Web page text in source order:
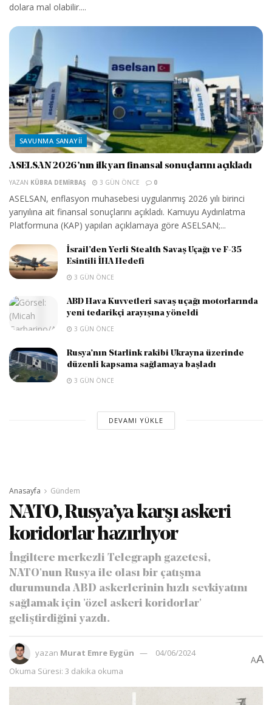
dolara mal olabilir....
SAVUNMA SANAYII
ASELSAN 2026’nın ilk yarı finansal sonuçlarını açıkladı
YAZAN KÜBRA DEMIRBAŞ 3 GÜN ÖNCE 0
ASELSAN, enflasyon muhasebesi uygulanmış 2026 yılı birinci
yarıyılına ait finansal sonuçlarını açıkladı. Kamuyu Aydınlatma
Platformuna (KAP) yapılan açıklamaya göre ASELSAN;...
İsrail’den Yerli Stealth Savaş Uçağı ve F-35
Esintili İHA Hedefi
3 GÜN ÖNCE
ABD Hava Kuvvetleri savaş uçağı motorlarında
yeni tedarikçi arayışına yöneldi
3 GÜN ÖNCE
Rusya’nın Starlink rakibi Ukrayna üzerinde
düzenli kapsama sağlamaya başladı
3 GÜN ÖNCE
DEVAMI YÜKLE
Anasayfa Gündem
NATO, Rusya’ya karşı askeri
koridorlar hazırlıyor
İngiltere merkezli Telegraph gazetesi,
NATO'nun Rusya ile olası bir çatışma
durumunda ABD askerlerinin hızlı sevkiyatını
sağlamak için 'özel askeri koridorlar'
geliştirdiğini yazdı.
yazan Murat Emre Eygün
04/06/2024
Okuma Süresi: 3 dakika okuma
AA